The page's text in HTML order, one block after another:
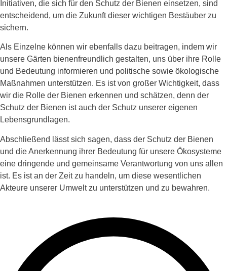
Initiativen, die sich für den Schutz der Bienen einsetzen, sind
entscheidend, um die Zukunft dieser wichtigen Bestäuber zu
sichern.
Als Einzelne können wir ebenfalls dazu beitragen, indem wir
unsere Gärten bienenfreundlich gestalten, uns über ihre Rolle
und Bedeutung informieren und politische sowie ökologische
Maßnahmen unterstützen. Es ist von großer Wichtigkeit, dass
wir die Rolle der Bienen erkennen und schätzen, denn der
Schutz der Bienen ist auch der Schutz unserer eigenen
Lebensgrundlagen.
Abschließend lässt sich sagen, dass der Schutz der Bienen
und die Anerkennung ihrer Bedeutung für unsere Ökosysteme
eine dringende und gemeinsame Verantwortung von uns allen
ist. Es ist an der Zeit zu handeln, um diese wesentlichen
Akteure unserer Umwelt zu unterstützen und zu bewahren.